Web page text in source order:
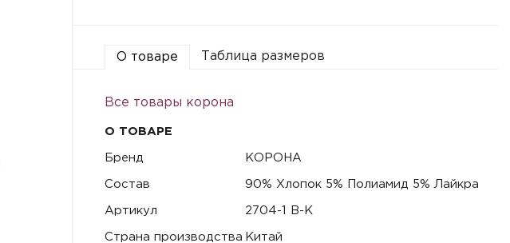
О товаре Таблица размеров
Все товары корона
О ТОВАРЕ
Бренд КОРОНА
Состав 90% Хлопок 5% Полиамид 5% Лайкра
Артикул 2704-1 B-K
Страна производства Китай